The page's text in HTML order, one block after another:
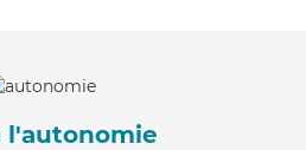
l'autonomie